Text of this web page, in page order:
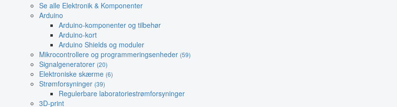
Se alle Elektronik & Komponenter
Arduino
Arduino-komponenter og tilbehør
Arduino-kort
Arduino Shields og moduler
Mikrocontrollere og programmeringsenheder (59)
Signalgeneratorer (20)
Elektroniske skærme (6)
Strømforsyninger (39)
Regulerbare laboratoriestrømforsyninger
3D-print